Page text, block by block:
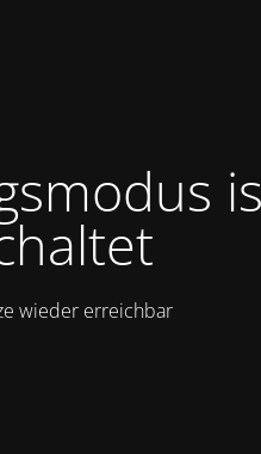
wieder erreichbar